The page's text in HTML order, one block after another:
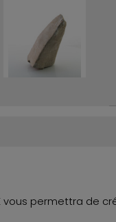
vous permettra de